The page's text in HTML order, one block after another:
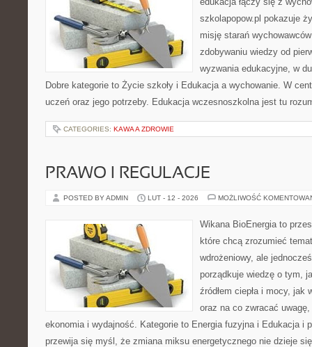
szkolapopow.pl pokazuje
misję starań
zdobywaniu wiedzy od
wyzwania edukacyjne, w
Dobre kategorie to Życie szkoły i Edukacja a wychowanie. W
uczeń oraz jego potrzeby. Edukacja wczesnoszkolna jest tu
CATEGORIES: KAWA A ZDROWIE
PRAWO I REGULACJE
POSTED BY ADMIN LUT - 12 - 2026 MOŻLIWOŚĆ
Wikana BioEnergia to
które chcą zrozumieć
wdrożeniowy, ale
porządkuje wiedzę o tym,
źródłem ciepła i mocy,
oraz na co zwracać
ekonomia i wydajność. Kategorie to Energia fuzyjna i Edukacja i
przewija się myśl, że zmiana miksu energetycznego nie dzieje